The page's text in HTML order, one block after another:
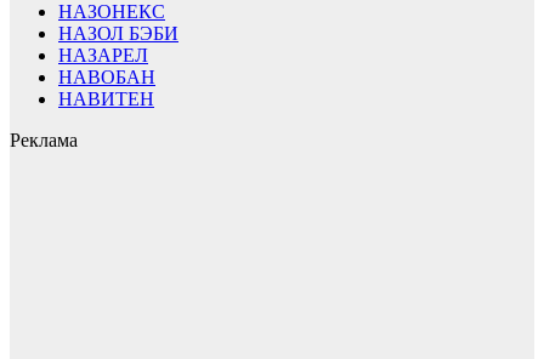
НАЗОНЕКС
НАЗОЛ БЭБИ
НАЗАРЕЛ
НАВОБАН
НАВИТЕН
Реклама